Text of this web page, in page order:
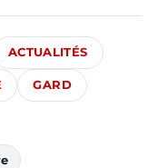
ACTUALITÉS
GARD